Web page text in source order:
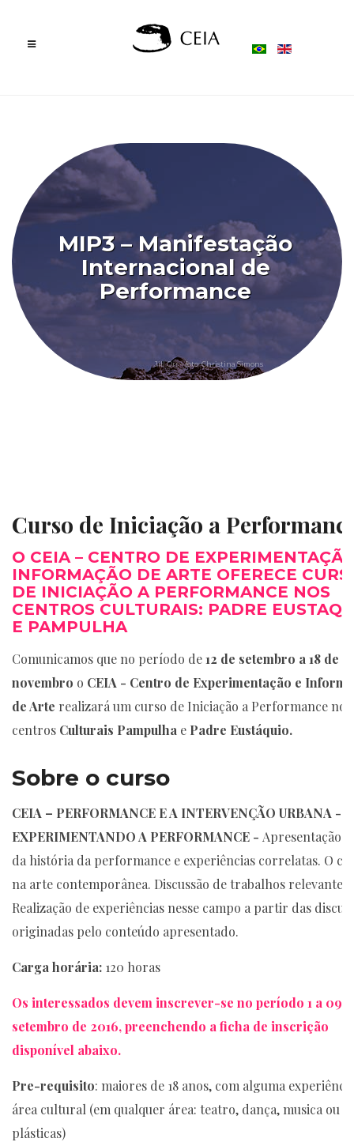
MIP3 – Manifestação
Internacional de
Performance
Jill Orr – foto: Christina Simons
Curso de Iniciação a
O CEIA – CENTRO DE
INFORMAÇÃO DE ARTE OFERECE
DE INICIAÇÃO A PERFORMANCE NOS
CENTROS CULTURAIS: PADRE
E PAMPULHA
Comunicamos que no período de12 de setembro a 18 de
novembro o CEIA - Centro de Experimentação e
de Arte realizará um curso de Iniciação a Performance nos
centros Culturais Pampulha e Padre Eustáquio.
Sobre o curso
CEIA – PERFORMANCE E A INTERVENÇÃO URBANA -
EXPERIMENTANDO A PERFORMANCE - Apresentação
da história da performance e experiências correlatas. O
na arte contemporânea. Discussão de trabalhos relevantes.
Realização de experiências nesse campo a partir das
originadas pelo conteúdo apresentado.
Carga horária: 120 horas
Os interessados devem inscrever-se no período 1 a 09
setembro de 2016, preenchendo a ficha de inscrição
disponível abaixo.
Pre-requisito: maiores de 18 anos, com alguma
área cultural (em qualquer área: teatro, dança, musica ou
plásticas)